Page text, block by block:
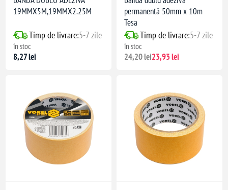
19MMX5M,19MMX2.25M
Timp de livrare:5-7 zile
în stoc
8,27 lei
permanentă 50mm x 10m
Tesa
Timp de livrare:5-7 zile
în stoc
24,20 lei23,93 lei